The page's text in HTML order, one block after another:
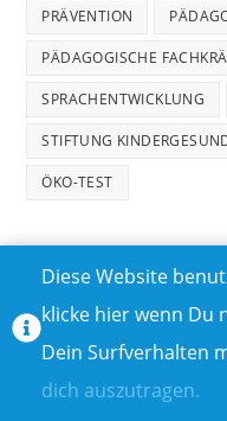
PRÄVENTION
PÄDAGOGISCHE
SPRACHENTWICKLUNG
STIFTUNG
ÖKO-TEST
ÜBER UNS I
Diese Website
klicke hier wenn Du
Dein Surfverhalten
dich auszutragen.